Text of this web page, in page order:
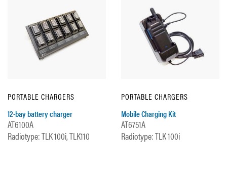
PORTABLE CHARGERS
12-bay battery charger
AT6100A
Radiotype: TLK 100i, TLK110
PORTABLE CHARGERS
Mobile Charging Kit
AT6751A
Radiotype: TLK 100i